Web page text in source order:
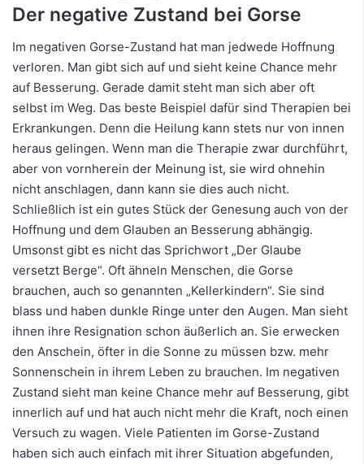
Der negative Zustand bei Gorse
Im negativen Gorse-Zustand hat man jedwede Hoffnung
verloren. Man gibt sich auf und sieht keine Chance mehr
auf Besserung. Gerade damit steht man sich aber oft
selbst im Weg. Das beste Beispiel dafür sind Therapien bei
Erkrankungen. Denn die Heilung kann stets nur von innen
heraus gelingen. Wenn man die Therapie zwar durchführt,
aber von vornherein der Meinung ist, sie wird ohnehin
nicht anschlagen, dann kann sie dies auch nicht.
Schließlich ist ein gutes Stück der Genesung auch von der
Hoffnung und dem Glauben an Besserung abhängig.
Umsonst gibt es nicht das Sprichwort „Der Glaube
versetzt Berge“. Oft ähneln Menschen, die Gorse
brauchen, auch so genannten „Kellerkindern“. Sie sind
blass und haben dunkle Ringe unter den Augen. Man sieht
ihnen ihre Resignation schon äußerlich an. Sie erwecken
den Anschein, öfter in die Sonne zu müssen bzw. mehr
Sonnenschein in ihrem Leben zu brauchen. Im negativen
Zustand sieht man keine Chance mehr auf Besserung, gibt
innerlich auf und hat auch nicht mehr die Kraft, noch einen
Versuch zu wagen. Viele Patienten im Gorse-Zustand
haben sich auch einfach mit ihrer Situation abgefunden,